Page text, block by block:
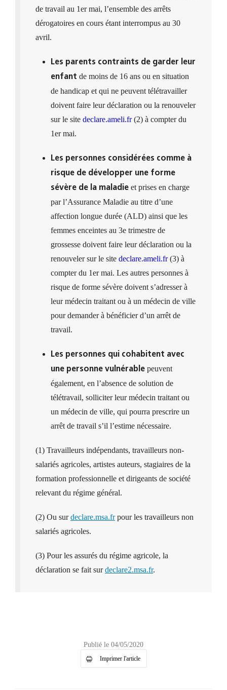
de travail au 1er mai, l’ensemble des arrêts
dérogatoires en cours étant interrompus au 30
avril.
Les parents contraints de garder leur
enfant de moins de 16 ans ou en situation
de handicap et qui ne peuvent télétravailler
doivent faire leur déclaration ou la renouveler
sur le site declare.ameli.fr(2) à compter du
1er mai.
Les personnes considérées comme à
risque de développer une forme
sévère de la maladie et prises en charge
par l’Assurance Maladie au titre d’une
affection longue durée (ALD) ainsi que les
femmes enceintes au 3e trimestre de
grossesse doivent faire leur déclaration ou la
renouveler sur le site declare.ameli.fr(3) à
compter du 1er mai. Les autres personnes à
risque de forme sévère doivent s’adresser à
leur médecin traitant ou à un médecin de ville
pour demander à bénéficier d’un arrêt de
travail.
Les personnes qui cohabitent avec
une personne vulnérable peuvent
également, en l’absence de solution de
télétravail, solliciter leur médecin traitant ou
un médecin de ville, qui pourra prescrire un
arrêt de travail s’il l’estime nécessaire.
(1) Travailleurs indépendants, travailleurs non-
salariés agricoles, artistes auteurs, stagiaires de la
formation professionnelle et dirigeants de société
relevant du régime général.
(2) Ou surdeclare.msa.frpour les travailleurs non
salariés agricoles.
(3) Pour les assurés du régime agricole, la
déclaration se fait surdeclare2.msa.fr.
Publié le 04/05/2020
Imprimer l'article